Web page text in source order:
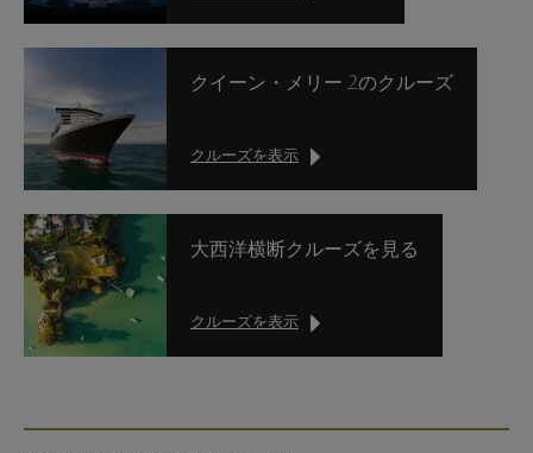
クイーン・メリー 2のクルーズ
クルーズを表示
大西洋横断クルーズを見る
クルーズを表示